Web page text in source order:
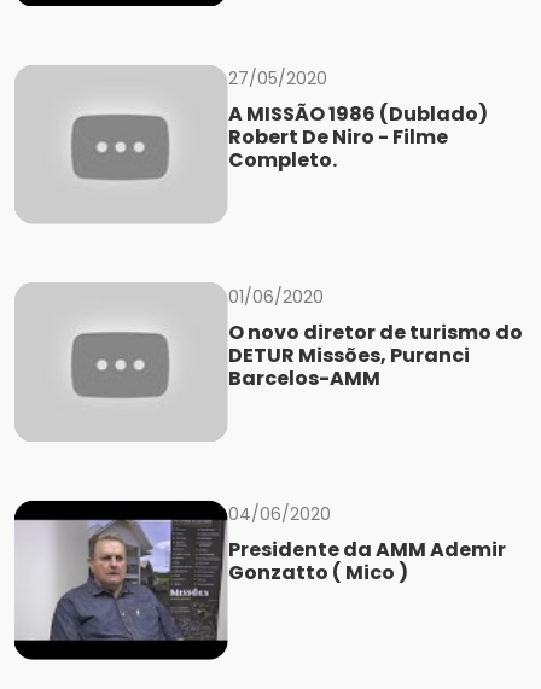
27/05/2020
A MISSÃO 1986 (Dublado)
Robert De Niro - Filme
Completo.
01/06/2020
O novo diretor de turismo do
DETUR Missões, Puranci
Barcelos-AMM
04/06/2020
Presidente da AMM Ademir
Gonzatto ( Mico )